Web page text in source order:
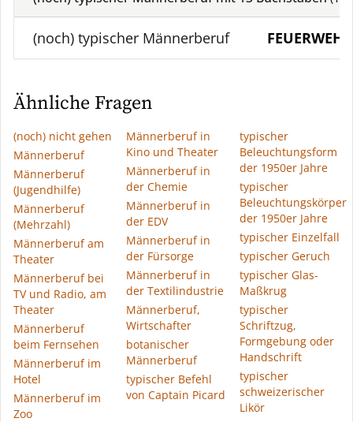
(noch) typischer Männerberuf
Ähnliche Fragen
(noch) nicht gehen
Männerberuf
Männerberuf
(Jugendhilfe)
Männerberuf
(Mehrzahl)
Männerberuf am
Theater
Männerberuf bei
TV und Radio, am
Theater
Männerberuf
beim Fernsehen
Männerberuf im
Hotel
Männerberuf im
Zoo
Männerberuf in
Kino und Theater
Männerberuf in
der Chemie
Männerberuf in
der EDV
Männerberuf in
der Fürsorge
Männerberuf in
der Textilindustrie
Männerberuf,
Wirtschafter
botanischer
Männerberuf
typischer Befehl
von Captain Picard
typischer
Beleuchtungsform
der 1950er Jahre
typischer
Beleuchtungskörper
der 1950er Jahre
typischer Einzelfall
typischer Geruch
typischer Glas-
Maßkrug
typischer
Schriftzug,
Formgebung oder
Handschrift
typischer
schweizerischer
Likör